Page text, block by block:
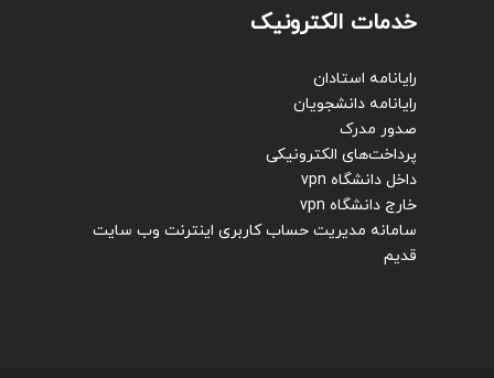
خدمات الکترونیک
رایانامه استادان
رایانامه دانشجویان
صدور مدرک
پرداخت‌های الکترونیکی
داخل دانشگاه vpn
خارج دانشگاه vpn
سامانه مدیریت حساب کاربری اینترنت وب سایت
قدیم